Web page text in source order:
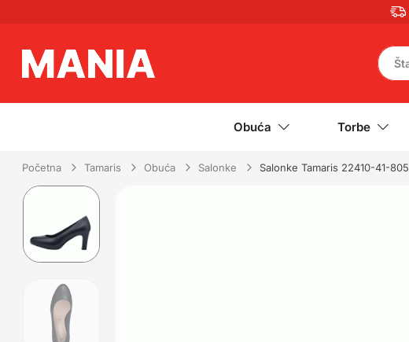
Obuća Torbe
Početna Tamaris Obuća Salonke Salonke Tamaris 22410-41-805